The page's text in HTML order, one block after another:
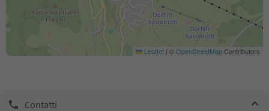
Leaflet | ©OpenStreetMapContributors
Contatti